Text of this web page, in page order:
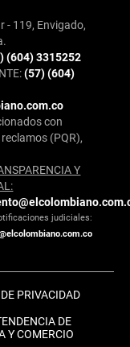
- 119, Envigado,
(604) 3315252
(57) (604)
con
(PQR),
Y
judiciales:
PRIVACIDAD
DE
Y COMERCIO